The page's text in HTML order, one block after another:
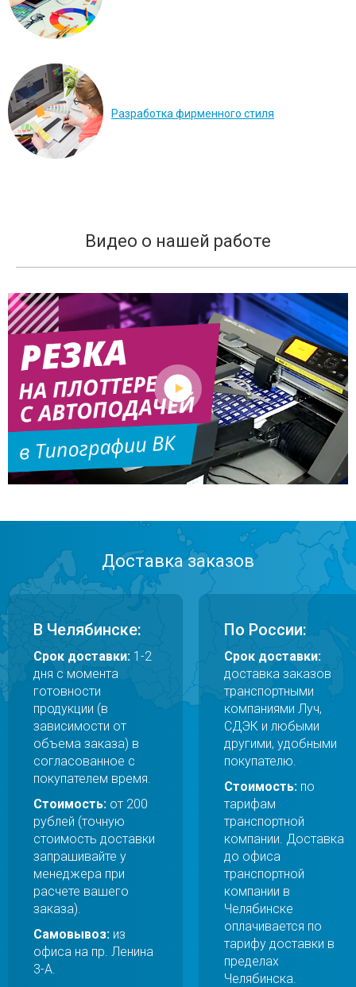
Разработка фирменного стиля
Видео о нашей работе
Доставка заказов
В Челябинске:
Срок доставки: 1-2
дня с момента
готовности
продукции (в
зависимости от
объема заказа) в
согласованное с
покупателем время.
Стоимость: от 200
рублей (точную
стоимость доставки
запрашивайте у
менеджера при
расчете вашего
заказа).
Самовывоз: из
офиса на пр. Ленина
3-А.
По России:
Срок доставки:
доставка заказов
транспортными
компаниями Луч,
СДЭК и любыми
другими, удобными
покупателю.
Стоимость: по
тарифам
транспортной
компании. Доставка
до офиса
транспортной
компании в
Челябинске
оплачивается по
тарифу доставки в
пределах
Челябинска.